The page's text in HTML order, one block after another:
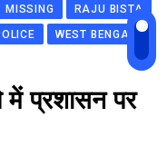
MISSING
RAJU BISTA
WEST BENGAL
प्रशासन पर